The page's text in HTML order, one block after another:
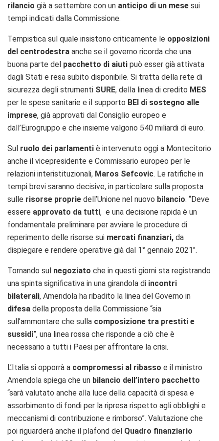
rilancio già a settembre con un anticipo di un mese sui
tempi indicati dalla Commissione.
Tempistica sul quale insistono criticamente le opposizioni
del centrodestra anche se il governo ricorda che una
buona parte del pacchetto di aiuti può esser già attivata
dagli Stati e resa subito disponibile. Si tratta della rete di
sicurezza degli strumenti SURE, della linea di credito MES
per le spese sanitarie e il supporto BEI di sostegno alle
imprese, già approvati dal Consiglio europeo e
dall’Eurogruppo e che insieme valgono 540 miliardi di euro.
Sul ruolo dei parlamenti è intervenuto oggi a Montecitorio
anche il vicepresidente e Commissario europeo per le
relazioni interistituzionali, Maros Sefcovic. Le ratifiche in
tempi brevi saranno decisive, in particolare sulla proposta
sulle risorse proprie dell’Unione nel nuovo bilancio. “Deve
essere approvato da tutti, e una decisione rapida è un
fondamentale preliminare per avviare le procedure di
reperimento delle risorse sui mercati finanziari, da
dispiegare e rendere operative già dal 1° gennaio 2021″.
Tornando sul negoziato che in questi giorni sta registrando
una spinta significativa in una girandola di incontri
bilaterali, Amendola ha ribadito la linea del Governo in
difesa della proposta della Commissione “sia
sull’ammontare che sulla composizione tra prestiti e
sussidi”, una linea rossa che risponde a ciò che è
necessario a tutti i Paesi per affrontare la crisi.
L’Italia si opporrà a compromessi al ribasso e il ministro
Amendola spiega che un bilancio dell’intero pacchetto
“sarà valutato anche alla luce della capacità di spesa e
assorbimento di fondi per la ripresa rispetto agli obblighi e
meccanismi di contribuzione e rimborso”. Valutazione che
poi riguarderà anche il plafond del Quadro finanziario